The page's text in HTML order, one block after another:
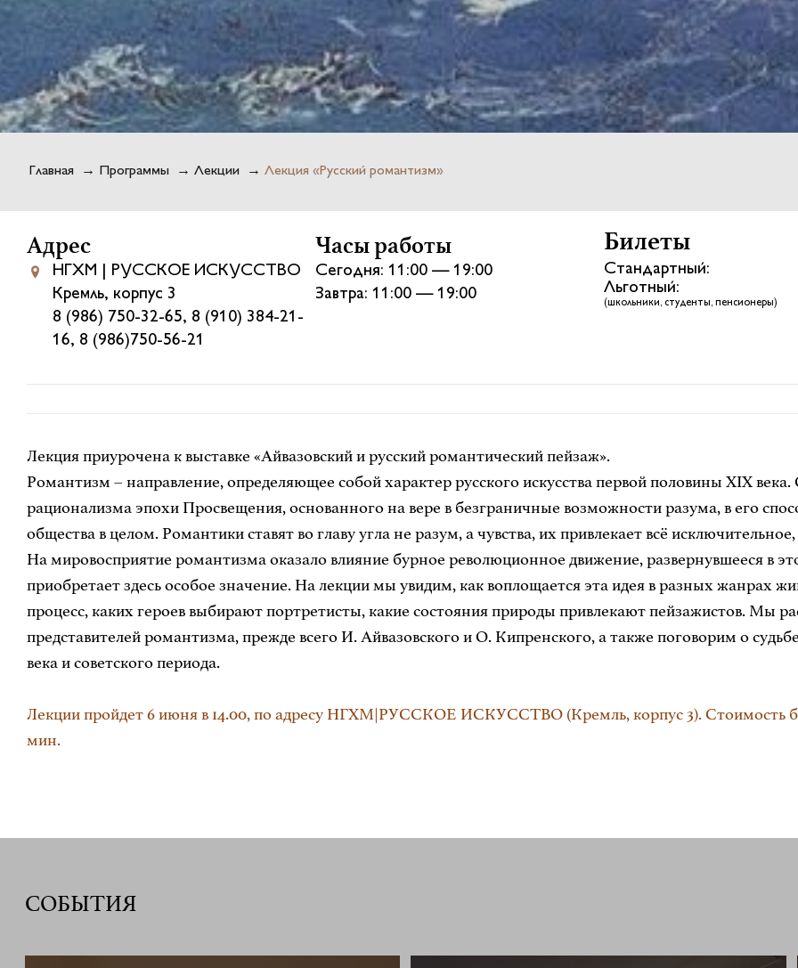
Главная → Программы → Лекции → Лекция «Русский романтизм»
Адрес
НГХМ | РУССКОЕ ИСКУССТВО
Кремль, корпус 3
8 (986) 750-32-65, 8 (910) 384-21-
16, 8 (986)750-56-21
Часы работы
Сегодня: 11:00 — 19:00
Завтра: 11:00 — 19:00
Билеты
Стандартный:
Льготный:
(школьники, студенты, пенсионеры)
Лекция приурочена к выставке «Айвазовский и русский романтический пейзаж».
Романтизм – направление, определяющее собой характер русского искусства первой половины XIX
рационализма эпохи Просвещения, основанного на вере в безграничные возможности разума, в его
общества в целом. Романтики ставят во главу угла не разум, а чувства, их привлекает всё
На мировосприятие романтизма оказало влияние бурное революционное движение, развернувшееся в
приобретает здесь особое значение. На лекции мы увидим, как воплощается эта идея в разных жанрах
процесс, каких героев выбирают портретисты, какие состояния природы привлекают пейзажистов. Мы
представителей романтизма, прежде всего И. Айвазовского и О. Кипренского, а также поговорим о
века и советского периода.
Лекции пройдет 6 июня в 14.00, по адресу НГХМ|РУССКОЕ ИСКУССТВО (Кремль, корпус 3). Стоимость
мин.
СОБЫТИЯ